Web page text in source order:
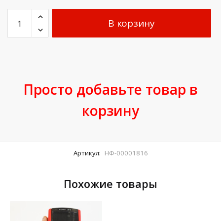
В корзину
Просто добавьте товар в
корзину
Артикул: НФ-00001816
Похожие товары